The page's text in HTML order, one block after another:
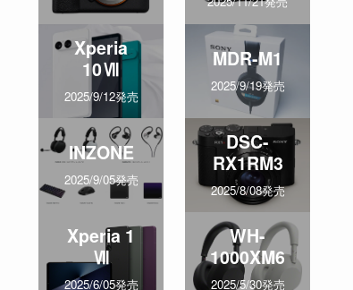
Xperia
10Ⅶ
2025/9/12発売
MDR-M1
2025/9/19発売
INZONE
2025/9/05発売
DSC-
RX1RM3
2025/8/08発売
Xperia 1
Ⅶ
2025/6/05発売
WH-
1000XM6
2025/5/30発売